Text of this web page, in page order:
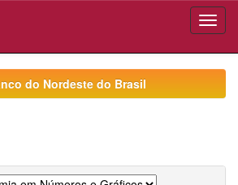
do Nordeste do Brasil